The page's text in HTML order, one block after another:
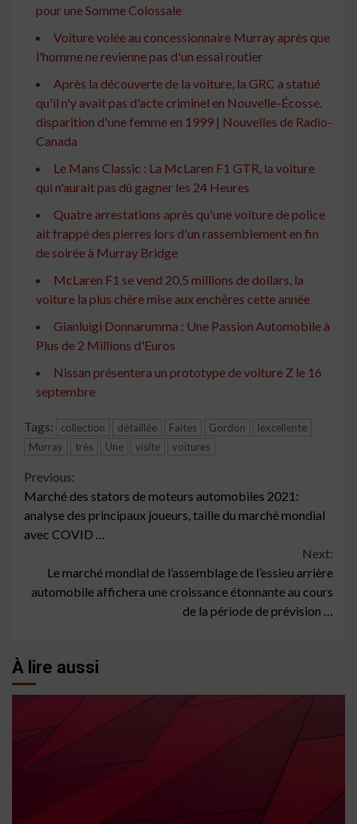
pour une Somme Colossale
Voiture volée au concessionnaire Murray après que
l'homme ne revienne pas d'un essai routier
Après la découverte de la voiture, la GRC a statué
qu'il n'y avait pas d'acte criminel en Nouvelle-Écosse.
disparition d'une femme en 1999 | Nouvelles de Radio-
Canada
Le Mans Classic : La McLaren F1 GTR, la voiture
qui n'aurait pas dû gagner les 24 Heures
Quatre arrestations après qu'une voiture de police
ait frappé des pierres lors d'un rassemblement en fin
de soirée à Murray Bridge
McLaren F1 se vend 20,5 millions de dollars, la
voiture la plus chère mise aux enchères cette année
Gianluigi Donnarumma : Une Passion Automobile à
Plus de 2 Millions d'Euros
Nissan présentera un prototype de voiture Z le 16
septembre
Tags: collection détaillée Faites Gordon
lexcellente
Murray
très Une visite voitures
Continue
Reading
Previous:
Marché des stators de moteurs automobiles 2021:
analyse des principaux joueurs, taille du marché mondial
avec COVID …
Next:
Le marché mondial de l’assemblage de l’essieu arrière
automobile affichera une croissance étonnante au cours
de la période de prévision …
À lire aussi